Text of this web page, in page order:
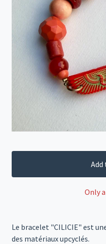
Only
Le bracelet "CILICIE" est
des matériaux upcyclés.